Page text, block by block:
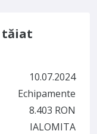
tăiat
10.07.2024
Echipamente
8.403 RON
IALOMITA